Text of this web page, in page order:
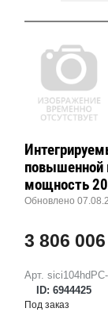
Арт.
ID: 6944425
повышенной
мощность
Обновлено
3 806
Под заказ